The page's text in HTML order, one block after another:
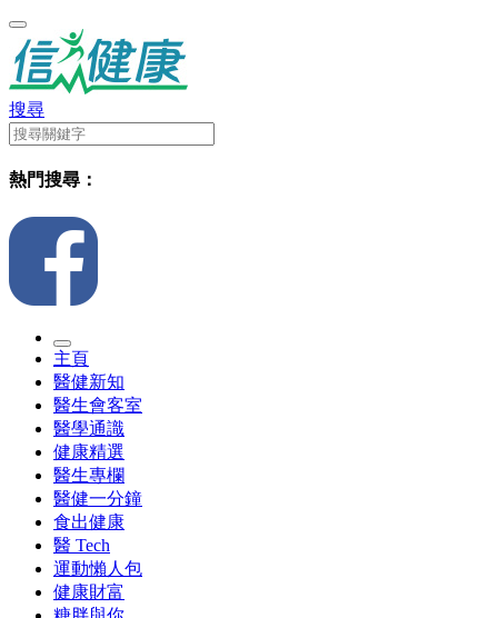
搜尋
熱門搜尋：
主頁
醫健新知
醫生會客室
醫學通識
健康精選
醫生專欄
醫健一分鐘
食出健康
醫 Tech
運動懶人包
健康財富